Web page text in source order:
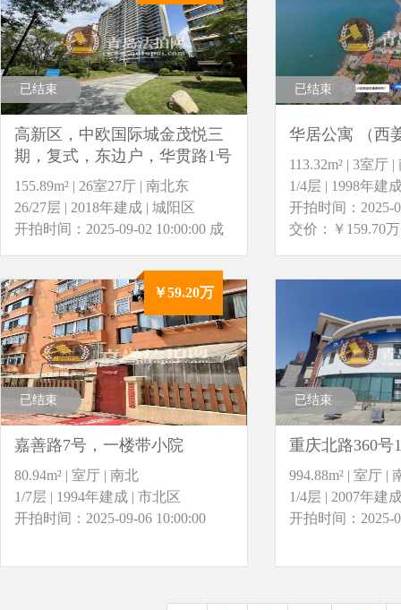
已结束
高新区，中欧国际城金茂悦三
期，复式，东边户，华贯路1号
155.89m² | 26室27厅 | 南北东
26/27层 | 2018年建成 | 城阳区
开拍时间：2025-09-02 10:00:00 成
已结束
华居公寓 （西
113.32m² | 3室厅 |
1/4层 | 1998年建
开拍时间：2025-
交价：￥159.70万
￥59.20万
已结束
嘉善路7号，一楼带小院
80.94m² | 室厅 | 南北
1/7层 | 1994年建成 | 市北区
开拍时间：2025-09-06 10:00:00
已结束
重庆北路360号
994.88m² | 室厅 |
1/4层 | 2007年建
开拍时间：2025-